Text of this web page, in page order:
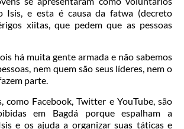
Isis, e esta é causa da fatwa (decreto
xiitas, que pedem que as pessoas
há muita gente armada e não sabemos
nem quem são seus líderes, nem o
parte.
como Facebook, Twitter e YouTube, são
em Bagdá porque espalham a
e os ajuda a organizar suas táticas e